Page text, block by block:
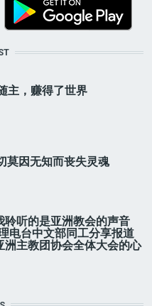
主，赚得了世界
莫因无知而丧失灵魂
聆听的是亚洲教会的声音
电台中文部同工分享报道
洲主教团协会全体大会的心